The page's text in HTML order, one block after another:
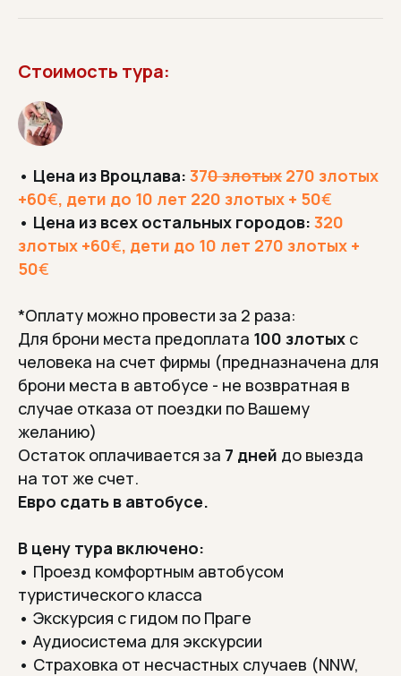
Стоимость тура:
• Цена из Вроцлава: 370 злотых 270 злотых
+60€, дети до 10 лет 220 злотых + 50€
• Цена из всех остальных городов: 320
злотых +60€, дети до 10 лет 270 злотых +
50€
*Оплату можно провести за 2 раза:
Для брони места предоплата 100 злотых с
человека на счет фирмы (предназначена для
брони места в автобусе - не возвратная в
случае отказа от поездки по Вашему
желанию)
Остаток оплачивается за 7 дней до выезда
на тот же счет.
Евро сдать в автобусе.
В цену тура включено:
• Проезд комфортным автобусом
туристического класса
• Экскурсия с гидом по Праге
• Аудиосистема для экскурсии
• Страховка от несчастных случаев (NNW,